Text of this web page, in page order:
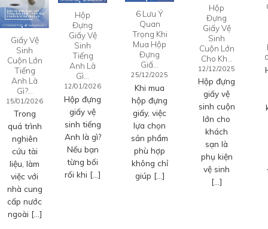
Giấy Vệ
Sinh
Cuộn Lớn
Tiếng
Anh Là
Gì?…
15/01/2026
Trong
quá trình
nghiên
cứu tài
liệu, làm
việc với
nhà cung
cấp nước
ngoài […]
Hộp
Đựng
Giấy Vệ
Sinh
Tiếng
Anh Là
Gì…
12/01/2026
Hộp đựng
giấy vệ
sinh tiếng
Anh là gì?
Nếu bạn
từng bối
rối khi […]
6 Lưu Ý
Quan
Trọng Khi
Mua Hộp
Đựng
Giấ…
25/12/2025
Khi mua
hộp đựng
giấy, việc
lựa chọn
sản phẩm
phù hợp
không chỉ
giúp […]
Hộp
Đựng
Giấy Vệ
Sinh
Cuộn Lớn
Cho Kh…
12/12/2025
Hộp đựng
giấy vệ
sinh cuộn
lớn cho
khách
sạn là
phụ kiện
vệ sinh
[…]